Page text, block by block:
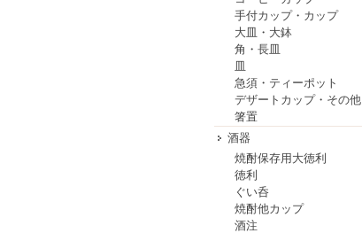
手付カップ・カップ
大皿・大鉢
角・長皿
皿
急須・ティーポット
デザートカップ・その他
箸置
酒器
焼酎保存用大徳利
徳利
ぐい呑
焼酎他カップ
酒注